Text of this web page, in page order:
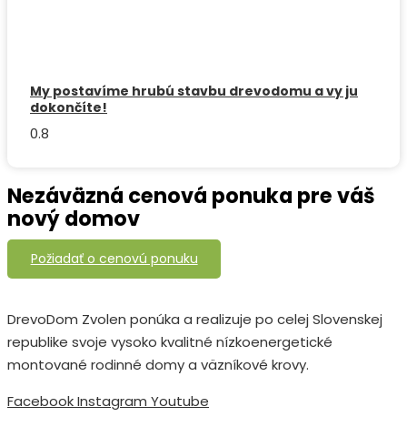
My postavíme hrubú stavbu drevodomu a vy ju
dokončíte!
Nezáväzná cenová ponuka pre váš
nový domov
Požiadať o cenovú ponuku
DrevoDom Zvolen ponúka a realizuje po celej Slovenskej
republike svoje vysoko kvalitné nízkoenergetické
montované rodinné domy a väzníkové krovy.
FacebookInstagram Youtube